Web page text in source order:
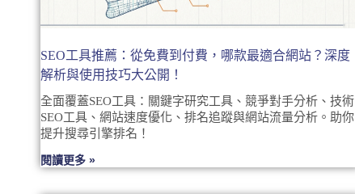
SEO工具推薦：從免費到付費，哪款最適合網站？深度
解析與使用技巧大公開！
全面覆蓋SEO工具：關鍵字研究工具、競爭對手分析、技術
SEO工具、網站速度優化、排名追蹤與網站流量分析。助你
提升搜尋引擎排名！
閱讀更多 »